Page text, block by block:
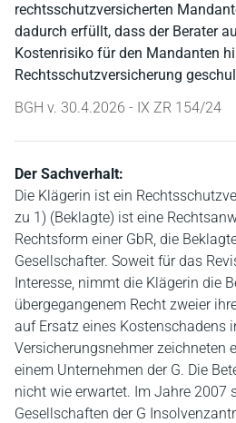
rechtsschutzversicherten
dadurch erfüllt, dass der Berater
Kostenrisiko für den Mandanten
Rechtsschutzversicherung
BGH v. 30.4.2026 - IX ZR 154/24
Der Sachverhalt:
Die Klägerin ist ein
zu 1) (Beklagte) ist eine
Rechtsform einer GbR, die
Gesellschafter. Soweit für das
Interesse, nimmt die Klägerin die
übergegangenem Recht zweier
auf Ersatz eines Kostenschadens
Versicherungsnehmer zeichneten
einem Unternehmen der G. Die
nicht wie erwartet. Im Jahre 2007
Gesellschaften der G